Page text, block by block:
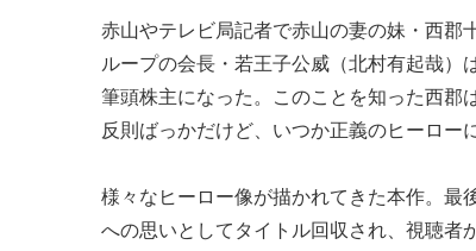
赤山やテレビ局記者で赤山の妻の妹・西郡
ループの会長・若王子公威（北村有起哉
筆頭株主になった。このことを知った西郡
反則ばっかだけど、いつか正義のヒーロー
様々なヒーロー像が描かれてきた本作。最
への思いとしてタイトル回収され、視聴者